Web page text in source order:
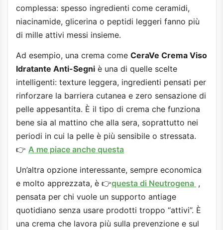
complessa: spesso ingredienti come ceramidi,
niacinamide, glicerina o peptidi leggeri fanno più
di mille attivi messi insieme.
Ad esempio, una crema come CeraVe Crema Viso
Idratante Anti-Segni è una di quelle scelte
intelligenti: texture leggera, ingredienti pensati per
rinforzare la barriera cutanea e zero sensazione di
pelle appesantita. È il tipo di crema che funziona
bene sia al mattino che alla sera, soprattutto nei
periodi in cui la pelle è più sensibile o stressata.
👉 A me piace anche questa
Un’altra opzione interessante, sempre economica
e molto apprezzata, è 👉questa di Neutrogena ,
pensata per chi vuole un supporto antiage
quotidiano senza usare prodotti troppo “attivi”. È
una crema che lavora più sulla prevenzione e sul